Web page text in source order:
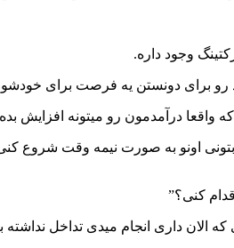
وجود داره.
برای دونستن یه فرصت برای
واقعا درآمدمون رو میتونه افزایش
اونو به صورت نیمه وقت شروع
کنی؟”
که الان داری انجام میدی تداخل